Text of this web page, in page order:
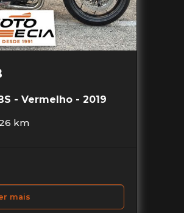
- Vermelho - 2019
km
mais